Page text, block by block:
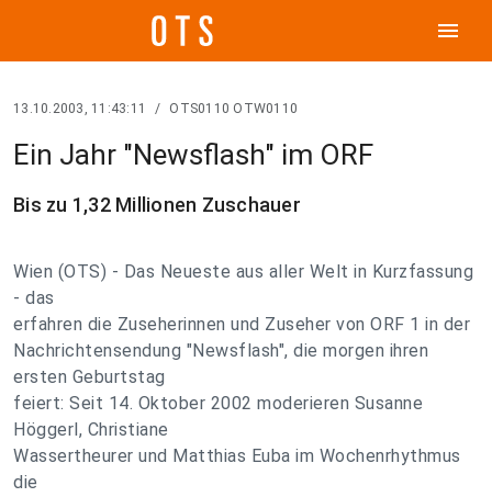
menu
13.10.2003, 11:43:11 / OTS0110 OTW0110
Ein Jahr "Newsflash" im ORF
Bis zu 1,32 Millionen Zuschauer
Wien (OTS) - Das Neueste aus aller Welt in Kurzfassung
- das
erfahren die Zuseherinnen und Zuseher von ORF 1 in der
Nachrichtensendung "Newsflash", die morgen ihren
ersten Geburtstag
feiert: Seit 14. Oktober 2002 moderieren Susanne
Höggerl, Christiane
Wassertheurer und Matthias Euba im Wochenrhythmus
die